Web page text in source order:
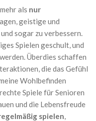
als nur
geistige und
sogar zu verbessern.
Spielen geschult, und
Überdies schaffen
die das Gefühl
Wohlbefinden
Spiele für Senioren
und die Lebensfreude
spielen,